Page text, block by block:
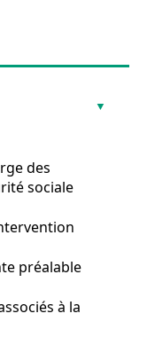
des
sociale
préalable
à la